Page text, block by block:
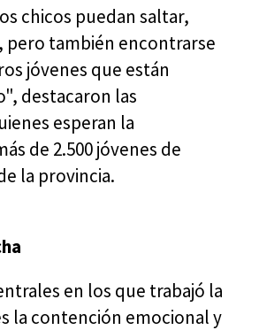
chicos puedan saltar,
pero también encontrarse
jóvenes que están
destacaron las
esperan la
de 2.500 jóvenes de
la provincia.
en los que trabajó la
la contención emocional y